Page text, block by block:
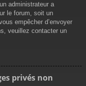
administrateur a
le forum, soit un
empêcher d’envoyer
veuillez contacter un
privés non